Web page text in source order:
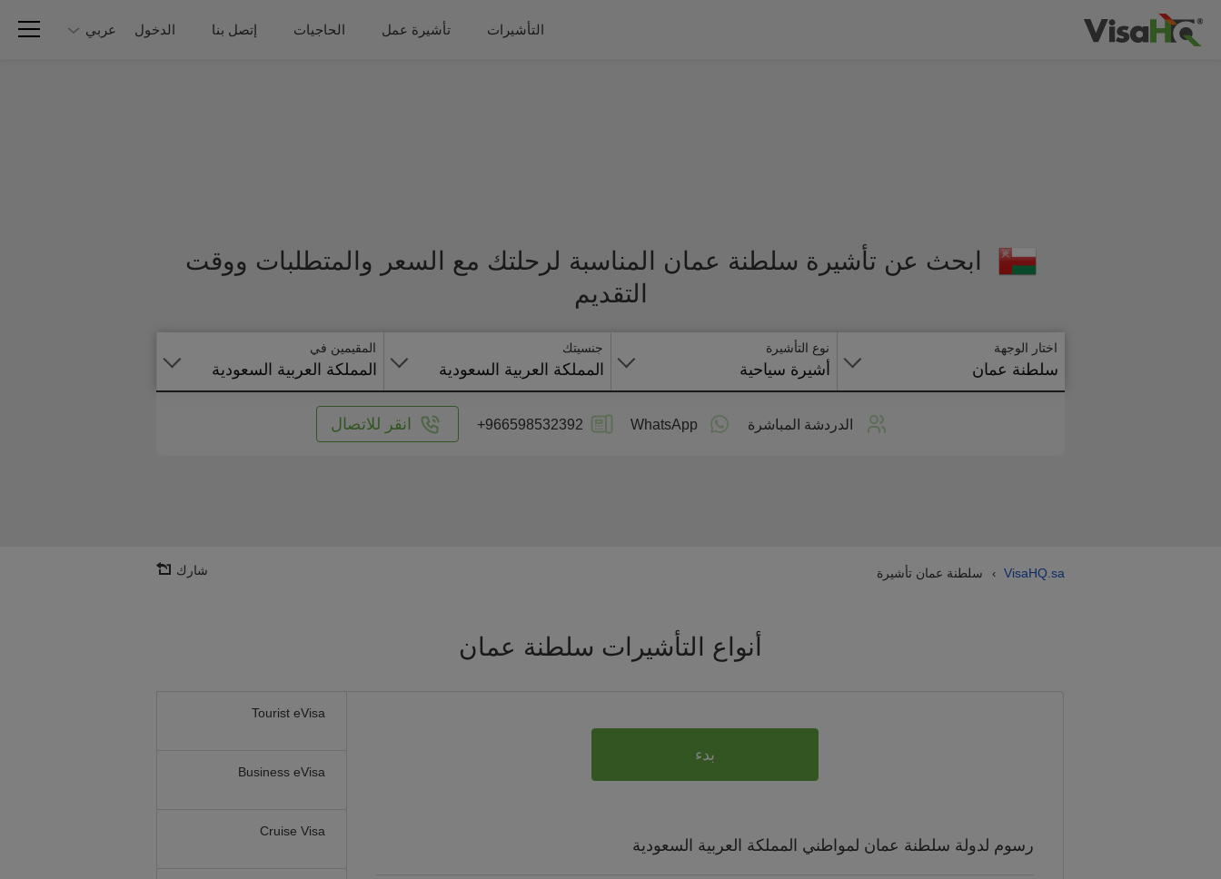
التأشيرات تأشيرة عمل الحاجيات إتصل بنا الدخول عربي
ابحث عن تأشيرة سلطنة عمان المناسبة لرحلتك مع السعر والمتطلبات ووقت
التقديم
اختار الوجهة
سلطنة عمان
نوع التأشيرة
أشيرة سياحية
جنسيتك
المملكة العربية السعودية
المقيمين في
المملكة العربية السعودية
الدردشة المباشرة WhatsApp
+966598532392 انقر للاتصال
VisaHQ.sa
› سلطنة عمان تأشيرة شارك
أنواع التأشيرات سلطنة عمان
Tourist eVisa
Business eVisa
Cruise Visa
بدء
رسوم لدولة سلطنة عمان لمواطني المملكة العربية السعودية